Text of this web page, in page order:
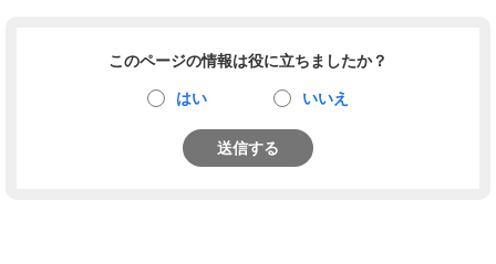
このページの情報は役に立ちましたか？
はい いいえ
送信する